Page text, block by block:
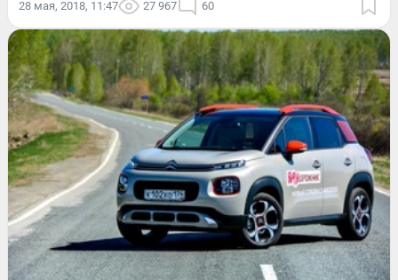
28 мая, 2018, 11:47 27 967 60